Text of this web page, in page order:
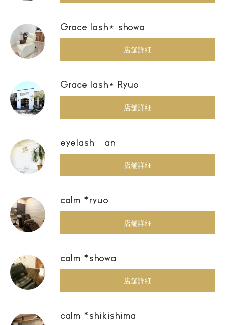
Grace lash⋆ showa
店舗詳細
Grace lash⋆ Ryuo
店舗詳細
eyelash an
店舗詳細
calm *ryuo
店舗詳細
calm *showa
店舗詳細
calm *shikishima